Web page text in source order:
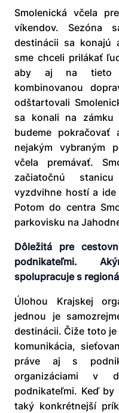
Smolenická včela
víkendov. Sezóna
destinácii sa konajú
sme chceli prilákať
aby aj na tieto
kombinovanou
odštartovali
sa konali na zámku
budeme
nejakým vybraným
včela premávať.
začiatočnú
vyzdvihne hostí a ide
Potom do centra
parkovisku na
Dôležitá pre
podnikateľmi.
spolupracuje s
Úlohou Krajskej
jednou je
destinácii. Čiže toto
komunikácia,
práve aj s
organizáciami v
podnikateľmi. Keď
taký konkrétnejší